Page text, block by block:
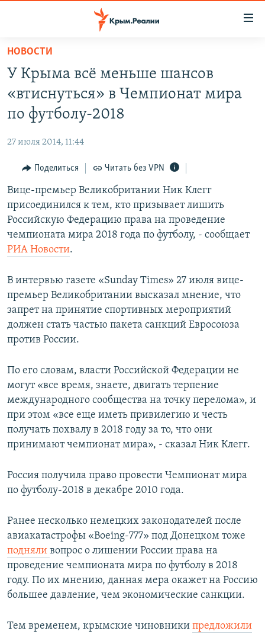
Вернуться
основному
содержанию
Вернутся
главной
Вернутся
поиску
СПЕЦПРОЕКТЫ
ГРУЗ 200
11 ЛЕТ ОККУПАЦИИ КРЫМА. 11 ИСТОРИЙ СОПРОТИВЛЕНИЯ
ВОДА
ЕЩЕ
ИНТЕРАКТИВ
ИНФОГРАФИКА
ТЕЛЕПРОЕКТ КРЫМ.РЕАЛИИ
СОВЕТЫ ПРАВОЗАЩИТНИКОВ
ПРОПАВШИЕ БЕЗ ВЕСТИ
ПОБЕДИТЕЛЕЙ НЕ СУДЯТ?
КРЫМ.НЕПОКОРЕННЫЙ
УКРАИНСКАЯ ПРОБЛЕМА КРЫМА
РАДІО СВОБОДА
КАК ОБОЙТИ БЛОКИРОВКУ
Українською
Qırımtatar
ПРИСОЕДИНЯЙТЕСЬ!
НОВОСТИ
У Крыма всё меньше шансов
«втиснуться» в Чемпионат мира
по футболу-2018
27 июля 2014, 11:44
Поделиться Читать без VPN
Вице-премьер Великобритании Ник Клегг
присоединился к тем, кто призывает лишить
Российскую Федерацию права на проведение
чемпионата мира 2018 года по футболу, - сообщает
РИА Новости.
В интервью газете «Sunday Times» 27 июля вице-
премьер Великобритании высказал мнение, что
запрет на принятие спортивных мероприятий
должен стать частью пакета санкций Евросоюза
против России.
По его словам, власти Российской Федерации не
могут «все время, знаете, двигать терпение
международного сообщества на точку перелома», и
при этом «все еще иметь привилегию и честь
получать похвалу в 2018 году за то, что они
принимают чемпионат мира», - сказал Ник Клегг.
Россия получила право провести Чемпионат мира
по футболу-2018 в декабре 2010 года.
Ранее несколько немецких законодателей после
авиакатастрофы «Boeing-777» под Донецком тоже
подняли вопрос о лишении России права на
проведение чемпионата мира по футболу в 2018
году. По их мнению, данная мера окажет на Россию
большее давление, чем экономические санкции.
Тем временем, крымские чиновники предложили